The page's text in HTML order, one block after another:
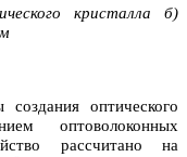
кристалла б)
оптического
оптоволоконных
рассчитано на